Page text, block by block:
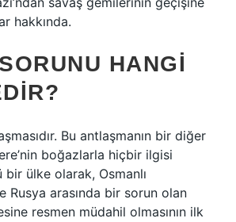
hakkında.
HANGI
Bu antlaşmanın bir diğer
boğazlarla hiçbir ilgisi
ülke olarak, Osmanlı
Rusya arasında bir sorun olan
resmen müdahil olmasının ilk